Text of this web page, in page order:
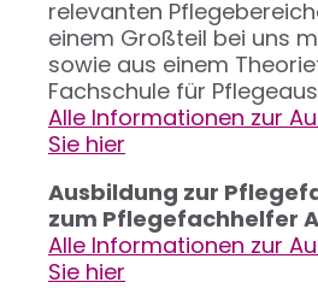
relevanten
einem Großteil bei uns
sowie aus einem
Fachschule für
Alle Informationen zur
Sie hier
Ausbildung zur
zum Pflegefachhelfer
Alle Informationen zur
Sie hier